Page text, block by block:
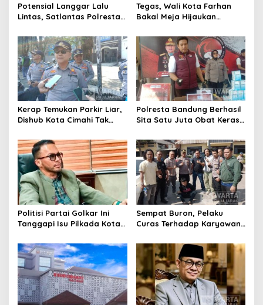
Potensial Langgar Lalu
Lintas, Satlantas Polresta
Motor Berknalpot Brong
Tegas, Wali Kota Farhan
Bakal Meja Hijaukan
Riau
Kerap Temukan Parkir Liar,
Dishub Kota Cimahi Tak
Pembinaan
Polresta Bandung Berhasil
Sita Satu Juta Obat Keras
Kasus Narkoba
Politisi Partai Golkar Ini
Tanggapi Isu Pilkada Kota
Sempat Buron, Pelaku
Curas Terhadap Karyawan
Ditangkap Polisi